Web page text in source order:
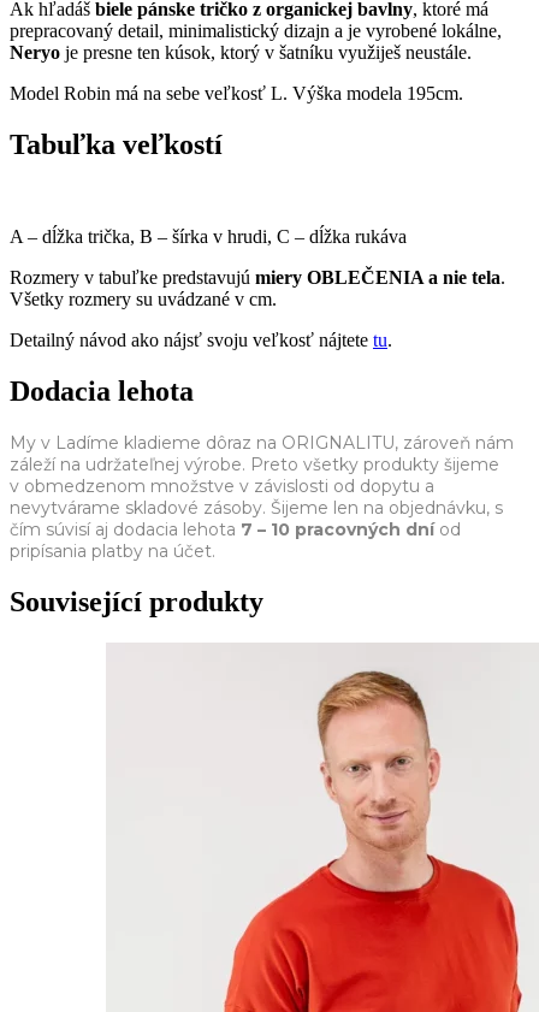
Ak hľadáš biele pánske tričko z organickej bavlny, ktoré má
prepracovaný detail, minimalistický dizajn a je vyrobené lokálne,
Neryo je presne ten kúsok, ktorý v šatníku využiješ neustále.
Model Robin má na sebe veľkosť L. Výška modela 195cm.
Tabuľka veľkostí
A – dĺžka trička, B – šírka v hrudi, C – dĺžka rukáva
Rozmery v tabuľke predstavujú miery OBLEČENIA a nie tela.
Všetky rozmery su uvádzané v cm.
Detailný návod ako nájsť svoju veľkosť nájtete tu.
Dodacia lehota
My v Ladíme kladieme dôraz na ORIGNALITU, zároveň nám
záleží na udržateľnej výrobe. Preto všetky produkty šijeme
v obmedzenom množstve v závislosti od dopytu a
nevytvárame skladové zásoby. Šijeme len na objednávku, s
čím súvisí aj dodacia lehota 7 – 10 pracovných dníod
pripísania platby na účet.
Související produkty